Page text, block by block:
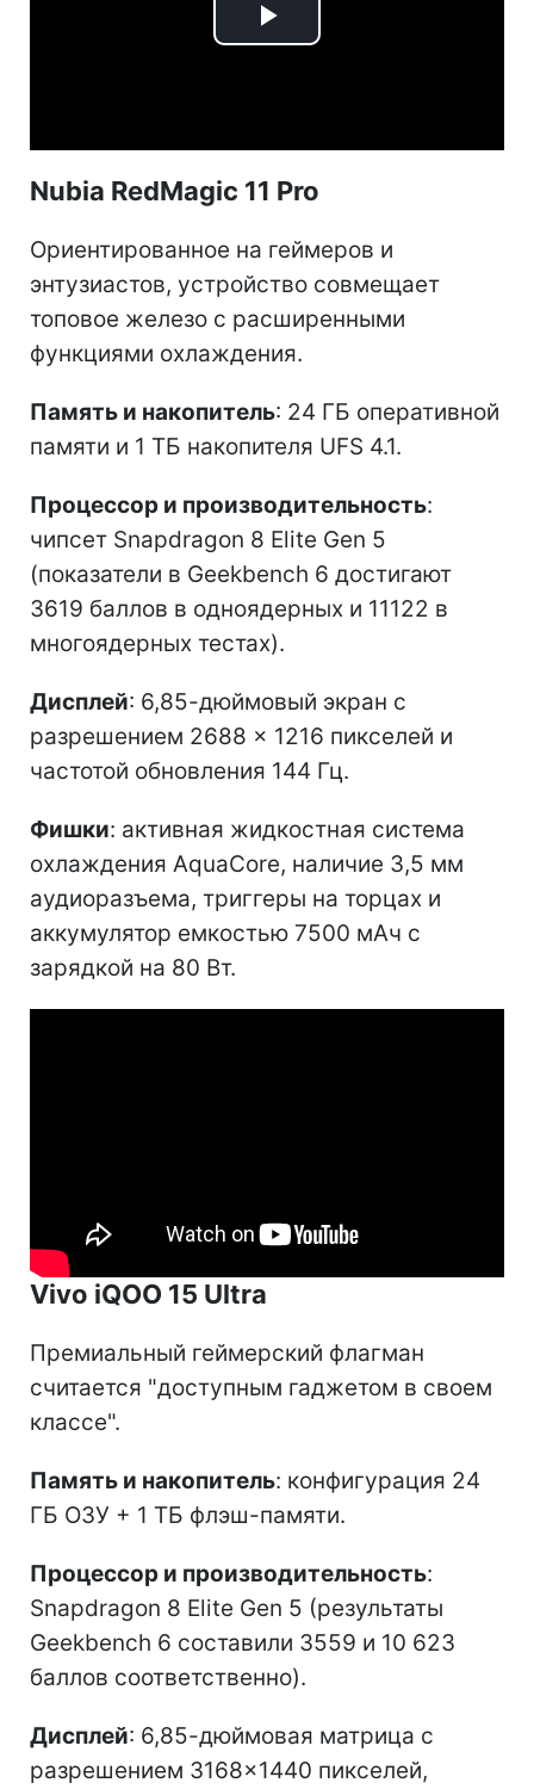
Play
Nubia RedMagic 11 Pro
Ориентированное на геймеров и
энтузиастов, устройство совмещает
топовое железо с расширенными
функциями охлаждения.
Память и накопитель: 24 ГБ оперативной
памяти и 1 ТБ накопителя UFS 4.1.
Процессор и производительность:
чипсет Snapdragon 8 Elite Gen 5
(показатели в Geekbench 6 достигают
3619 баллов в одноядерных и 11122 в
многоядерных тестах).
Дисплей: 6,85-дюймовый экран с
разрешением 2688 × 1216 пикселей и
частотой обновления 144 Гц.
Фишки: активная жидкостная система
охлаждения AquaCore, наличие 3,5 мм
аудиоразъема, триггеры на торцах и
аккумулятор емкостью 7500 мАч с
зарядкой на 80 Вт.
Vivo iQOO 15 Ultra
Премиальный геймерский флагман
считается "доступным гаджетом в своем
классе".
Память и накопитель: конфигурация 24
ГБ ОЗУ + 1 ТБ флэш-памяти.
Процессор и производительность:
Snapdragon 8 Elite Gen 5 (результаты
Geekbench 6 составили 3559 и 10 623
баллов соответственно).
Дисплей: 6,85-дюймовая матрица с
разрешением 3168×1440 пикселей,